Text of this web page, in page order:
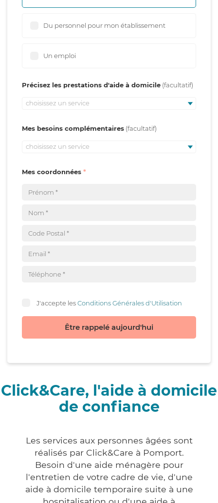
Du personnel pour mon établissement
Un emploi
Précisez les prestations d'aide à domicile
choisissez un service
Mes besoins complémentaires
choisissez un service
Mes coordonnées
J'accepte lesConditions Générales d'Utilisation
Être rappelé aujourd'hui
Click&Care, l'aide à domicile
de confiance
Les services aux personnes âgées sont
réalisés par Click&Care à Pomport.
Besoin d'une aide ménagère pour
l'entretien de votre cadre de vie, d'une
aide à domicile temporaire suite à une